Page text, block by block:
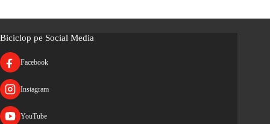
Biciclop pe Social Media
Facebook
Instagram
YouTube